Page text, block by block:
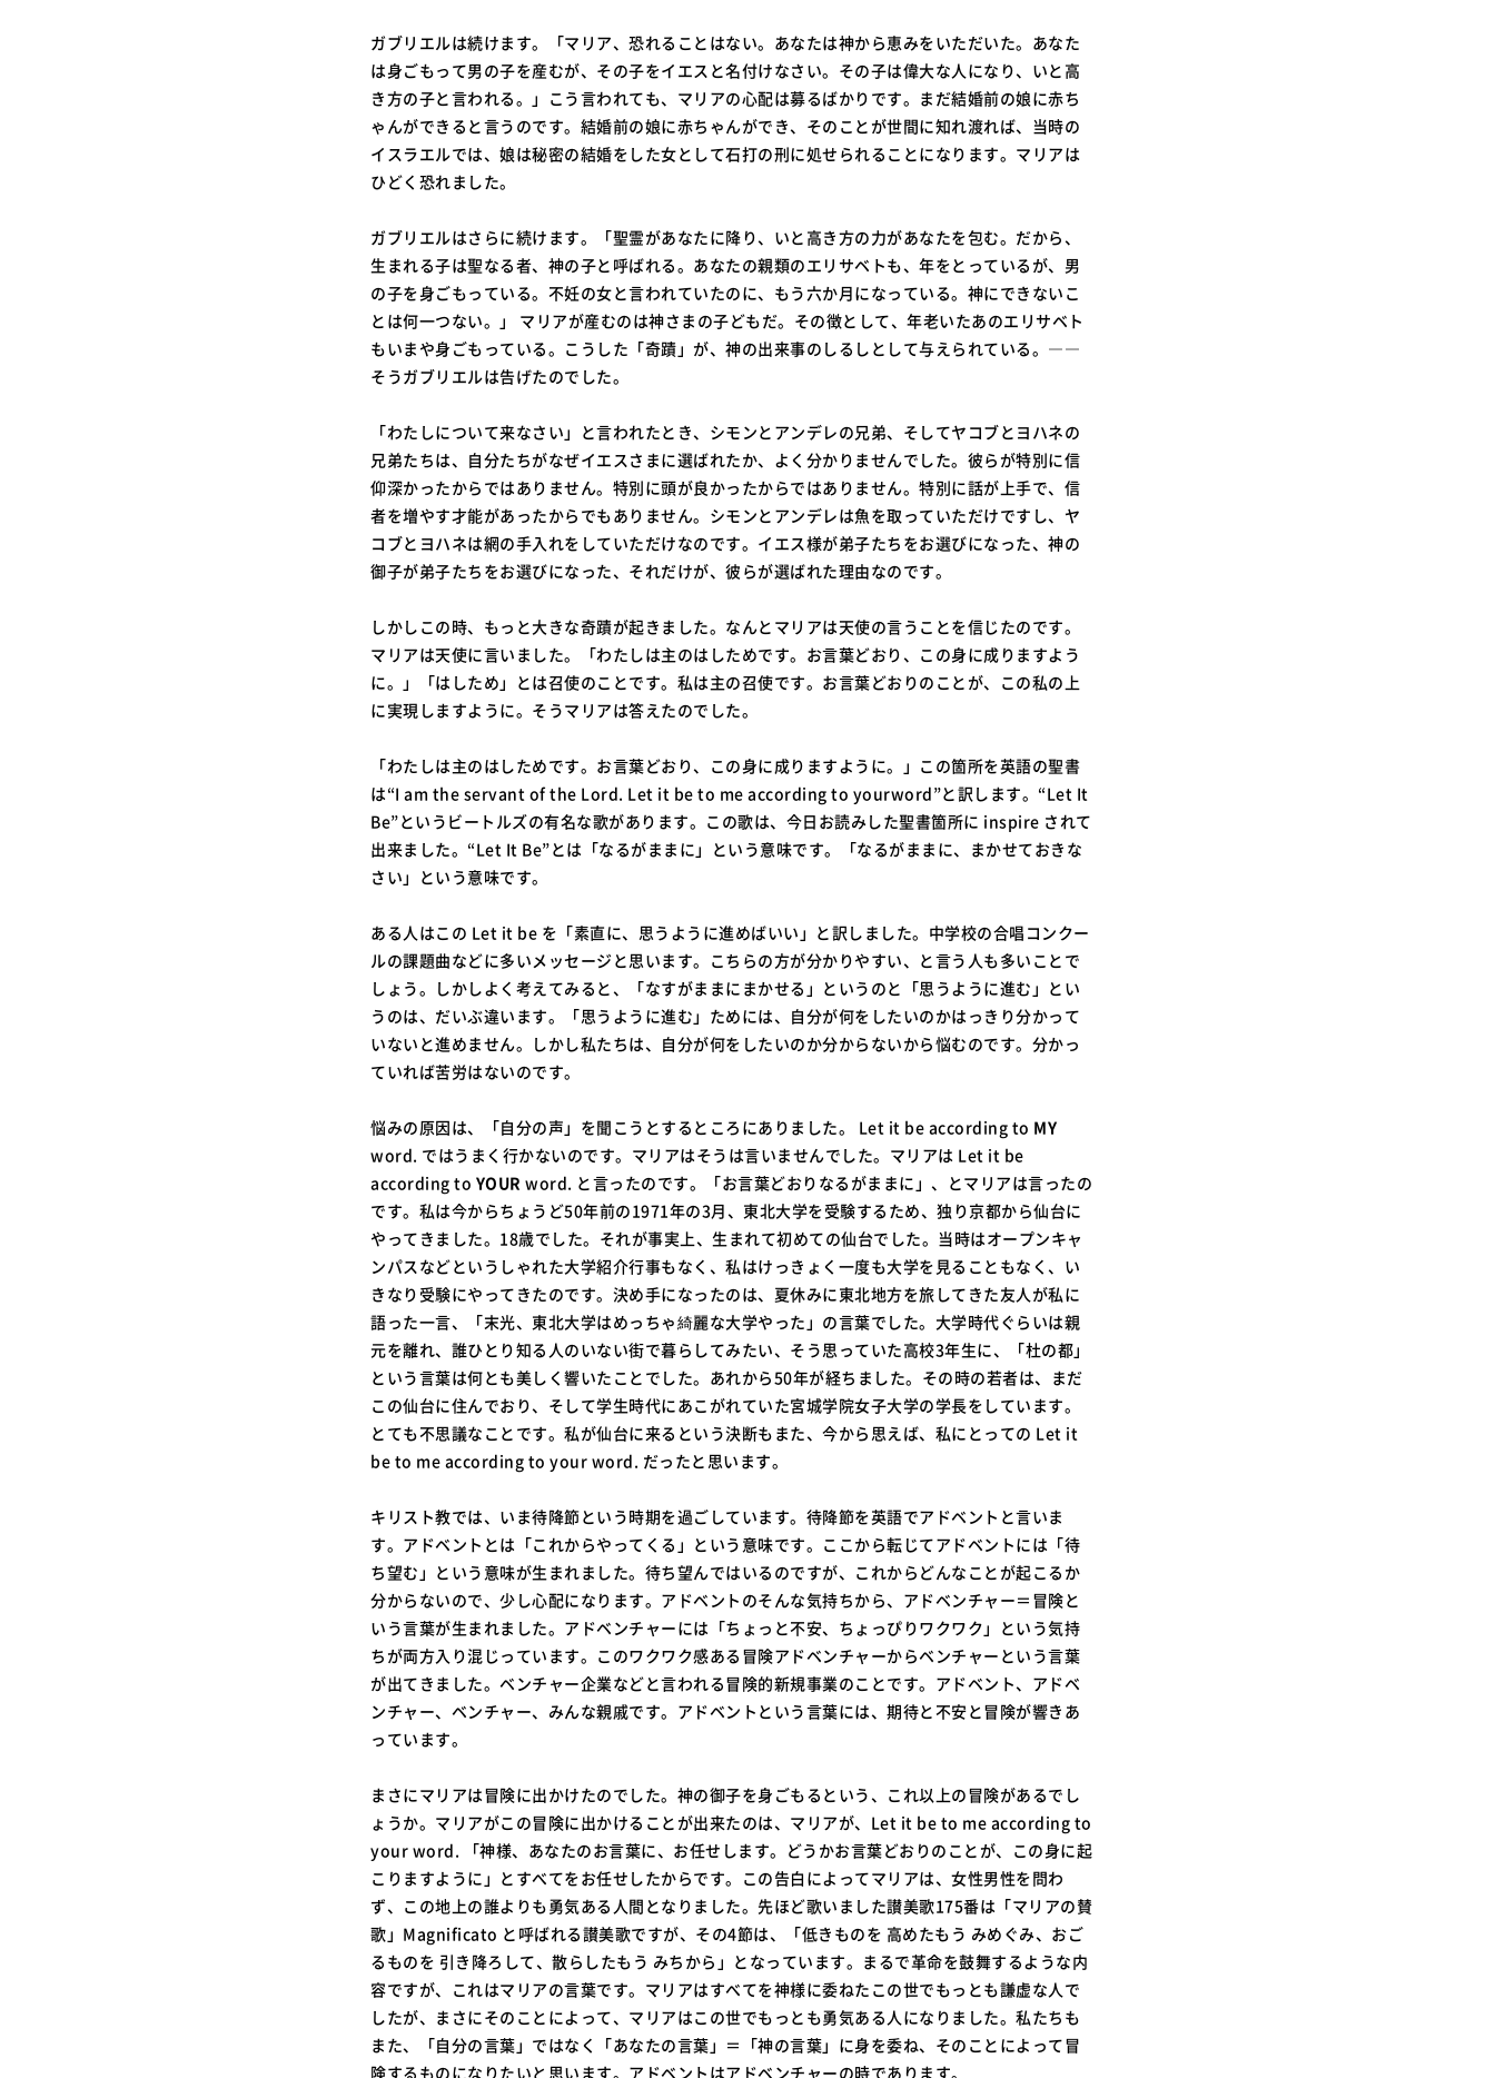
ガブリエルは続けます。「マリア、恐れることはない。あなたは神から恵みをいただいた。あなた
は身ごもって男の子を産むが、その子をイエスと名付けなさい。その子は偉大な人になり、いと高
き方の子と言われる。」こう言われても、マリアの心配は募るばかりです。まだ結婚前の娘に赤ち
ゃんができると言うのです。結婚前の娘に赤ちゃんができ、そのことが世間に知れ渡れば、当時の
イスラエルでは、娘は秘密の結婚をした女として石打の刑に処せられることになります。マリアは
ひどく恐れました。
ガブリエルはさらに続けます。「聖霊があなたに降り、いと高き方の力があなたを包む。だから、
生まれる子は聖なる者、神の子と呼ばれる。あなたの親類のエリサベトも、年をとっているが、男
の子を身ごもっている。不妊の女と言われていたのに、もう六か月になっている。神にできないこ
とは何一つない。」 マリアが産むのは神さまの子どもだ。その徴として、年老いたあのエリサベト
もいまや身ごもっている。こうした「奇蹟」が、神の出来事のしるしとして与えられている。――
そうガブリエルは告げたのでした。
「わたしについて来なさい」と言われたとき、シモンとアンデレの兄弟、そしてヤコブとヨハネの
兄弟たちは、自分たちがなぜイエスさまに選ばれたか、よく分かりませんでした。彼らが特別に信
仰深かったからではありません。特別に頭が良かったからではありません。特別に話が上手で、信
者を増やす才能があったからでもありません。シモンとアンデレは魚を取っていただけですし、ヤ
コブとヨハネは網の手入れをしていただけなのです。イエス様が弟子たちをお選びになった、神の
御子が弟子たちをお選びになった、それだけが、彼らが選ばれた理由なのです。
しかしこの時、もっと大きな奇蹟が起きました。なんとマリアは天使の言うことを信じたのです。
マリアは天使に言いました。「わたしは主のはしためです。お言葉どおり、この身に成りますよう
に。」「はしため」とは召使のことです。私は主の召使です。お言葉どおりのことが、この私の上
に実現しますように。そうマリアは答えたのでした。
「わたしは主のはしためです。お言葉どおり、この身に成りますように。」この箇所を英語の聖書
は“I am the servant of the Lord. Let it be to me according to yourword”と訳します。“Let It
Be”というビートルズの有名な歌があります。この歌は、今日お読みした聖書箇所に inspire されて
出来ました。“Let It Be”とは「なるがままに」という意味です。「なるがままに、まかせておきな
さい」という意味です。
ある人はこの Let it be を「素直に、思うように進めばいい」と訳しました。中学校の合唱コンクー
ルの課題曲などに多いメッセージと思います。こちらの方が分かりやすい、と言う人も多いことで
しょう。しかしよく考えてみると、「なすがままにまかせる」というのと「思うように進む」とい
うのは、だいぶ違います。「思うように進む」ためには、自分が何をしたいのかはっきり分かって
いないと進めません。しかし私たちは、自分が何をしたいのか分からないから悩むのです。分かっ
ていれば苦労はないのです。
悩みの原因は、「自分の声」を聞こうとするところにありました。 Let it be according to MY
word. ではうまく行かないのです。マリアはそうは言いませんでした。マリアは Let it be
according to YOUR word. と言ったのです。「お言葉どおりなるがままに」、とマリアは言ったの
です。私は今からちょうど50年前の1971年の3月、東北大学を受験するため、独り京都から仙台に
やってきました。18歳でした。それが事実上、生まれて初めての仙台でした。当時はオープンキャ
ンパスなどというしゃれた大学紹介行事もなく、私はけっきょく一度も大学を見ることもなく、い
きなり受験にやってきたのです。決め手になったのは、夏休みに東北地方を旅してきた友人が私に
語った一言、「末光、東北大学はめっちゃ綺麗な大学やった」の言葉でした。大学時代ぐらいは親
元を離れ、誰ひとり知る人のいない街で暮らしてみたい、そう思っていた高校3年生に、「杜の都」
という言葉は何とも美しく響いたことでした。あれから50年が経ちました。その時の若者は、まだ
この仙台に住んでおり、そして学生時代にあこがれていた宮城学院女子大学の学長をしています。
とても不思議なことです。私が仙台に来るという決断もまた、今から思えば、私にとっての Let it
be to me according to your word. だったと思います。
キリスト教では、いま待降節という時期を過ごしています。待降節を英語でアドベントと言いま
す。アドベントとは「これからやってくる」という意味です。ここから転じてアドベントには「待
ち望む」という意味が生まれました。待ち望んではいるのですが、これからどんなことが起こるか
分からないので、少し心配になります。アドベントのそんな気持ちから、アドベンチャー＝冒険と
いう言葉が生まれました。アドベンチャーには「ちょっと不安、ちょっぴりワクワク」という気持
ちが両方入り混じっています。このワクワク感ある冒険アドベンチャーからベンチャーという言葉
が出てきました。ベンチャー企業などと言われる冒険的新規事業のことです。アドベント、アドベ
ンチャー、ベンチャー、みんな親戚です。アドベントという言葉には、期待と不安と冒険が響きあ
っています。
まさにマリアは冒険に出かけたのでした。神の御子を身ごもるという、これ以上の冒険があるでし
ょうか。マリアがこの冒険に出かけることが出来たのは、マリアが、Let it be to me according to
your word. 「神様、あなたのお言葉に、お任せします。どうかお言葉どおりのことが、この身に起
こりますように」とすべてをお任せしたからです。この告白によってマリアは、女性男性を問わ
ず、この地上の誰よりも勇気ある人間となりました。先ほど歌いました讃美歌175番は「マリアの賛
歌」Magnificato と呼ばれる讃美歌ですが、その4節は、「低きものを 高めたもう みめぐみ、おご
るものを 引き降ろして、散らしたもう みちから」となっています。まるで革命を鼓舞するような内
容ですが、これはマリアの言葉です。マリアはすべてを神様に委ねたこの世でもっとも謙虚な人で
したが、まさにそのことによって、マリアはこの世でもっとも勇気ある人になりました。私たちも
また、「自分の言葉」ではなく「あなたの言葉」＝「神の言葉」に身を委ね、そのことによって冒
険するものになりたいと思います。アドベントはアドベンチャーの時であります。